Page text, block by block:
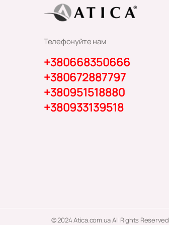
Телефонуйте нам
+380668350666
+380672887797
+380951518880
+380933139518
© 2024 Atica.com.ua All Rights Reserved